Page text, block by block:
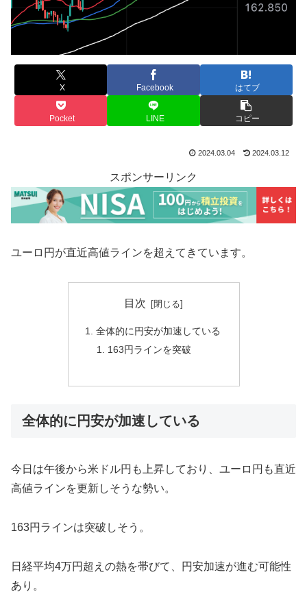
X Facebook はてブ
Pocket LINE コピー
2024.03.04 2024.03.12
スポンサーリンク
ユーロ円が直近高値ラインを超えてきています。
目次
全体的に円安が加速している
163円ラインを突破
全体的に円安が加速している
今日は午後から米ドル円も上昇しており、ユーロ円も直近
高値ラインを更新しそうな勢い。
163円ラインは突破しそう。
日経平均4万円超えの熱を帯びて、円安加速が進む可能性
あり。